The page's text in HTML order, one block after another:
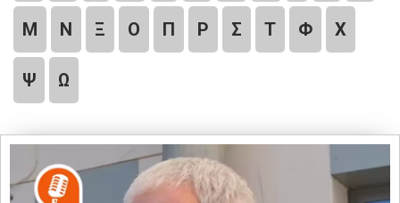
Μ Ν Ξ Ο Π Ρ Σ Τ Φ Χ
Ψ Ω